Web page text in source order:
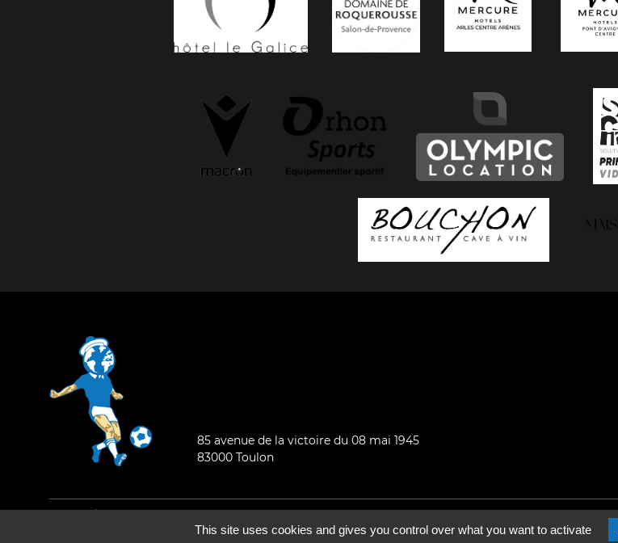
85 avenue de la victoire du 08 mai 1945
83000 Toulon
Mentions légales-Qui sommes-nous ?
©2026 - Tous droits réservés - Conception :epartenair e
This site uses cookies and gives you control over what you want to activate